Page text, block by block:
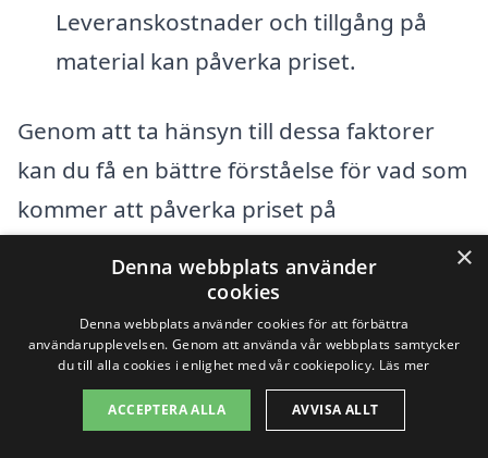
Leveranskostnader och tillgång på
material kan påverka priset.
Genom att ta hänsyn till dessa faktorer
kan du få en bättre förståelse för vad som
kommer att påverka priset på
offerter från olika stenläggningsföretag
kan också hjälpa dig att jämföra priser
och tjänster, vilket är en smart strategi för
att försäkra dig om att du får ett rättvist
×
Denna webbplats använder
cookies
Denna webbplats använder cookies för att förbättra
användarupplevelsen. Genom att använda vår webbplats samtycker
du till alla cookies i enlighet med vår cookiepolicy. Läs mer
ACCEPTERA ALLA AVVISA ALLT